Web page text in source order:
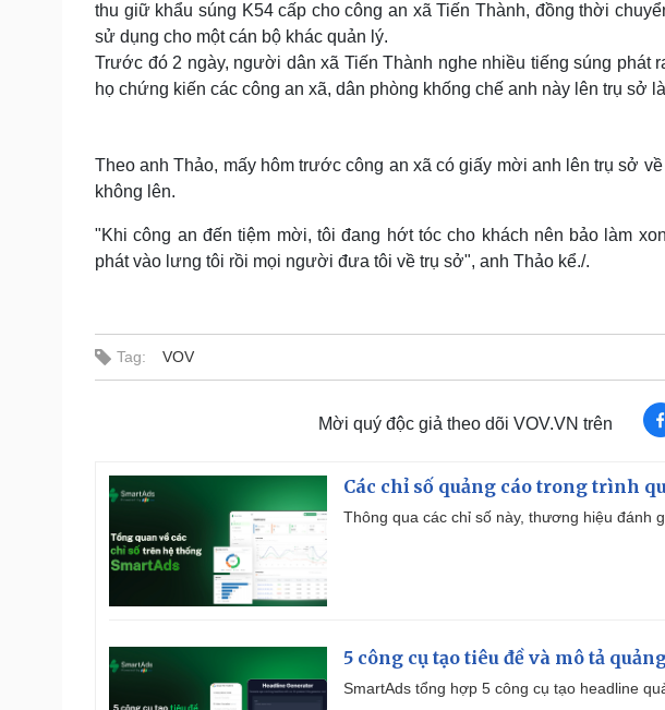
thu giữ khẩu súng K54 cấp cho công an xã Tiến Thành, đồng thời
sử dụng cho một cán bộ khác quản lý.
Trước đó 2 ngày, người dân xã Tiến Thành nghe nhiều tiếng súng phát
họ chứng kiến các công an xã, dân phòng khống chế anh này lên trụ sở
Theo anh Thảo, mấy hôm trước công an xã có giấy mời anh lên trụ sở
không lên.
"Khi công an đến tiệm mời, tôi đang hớt tóc cho khách nên bảo làm
phát vào lưng tôi rồi mọi người đưa tôi về trụ sở", anh Thảo kể./.
Tag: VOV
Mời quý độc giả theo dõi VOV.VN trên
Các chỉ số quảng cáo trong trình
Thông qua các chỉ số này, thương hiệu đánh
5 công cụ tạo tiêu đề và mô tả
SmartAds tổng hợp 5 công cụ tạo headline